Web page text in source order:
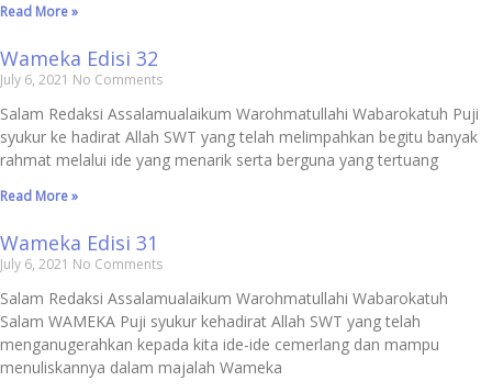
Read More »
Wameka Edisi 32
July 6, 2021 No Comments
Salam Redaksi Assalamualaikum Warohmatullahi Wabarokatuh Puji
syukur ke hadirat Allah SWT yang telah melimpahkan begitu banyak
rahmat melalui ide yang menarik serta berguna yang tertuang
Read More »
Wameka Edisi 31
July 6, 2021 No Comments
Salam Redaksi Assalamualaikum Warohmatullahi Wabarokatuh
Salam WAMEKA Puji syukur kehadirat Allah SWT yang telah
menganugerahkan kepada kita ide-ide cemerlang dan mampu
menuliskannya dalam majalah Wameka